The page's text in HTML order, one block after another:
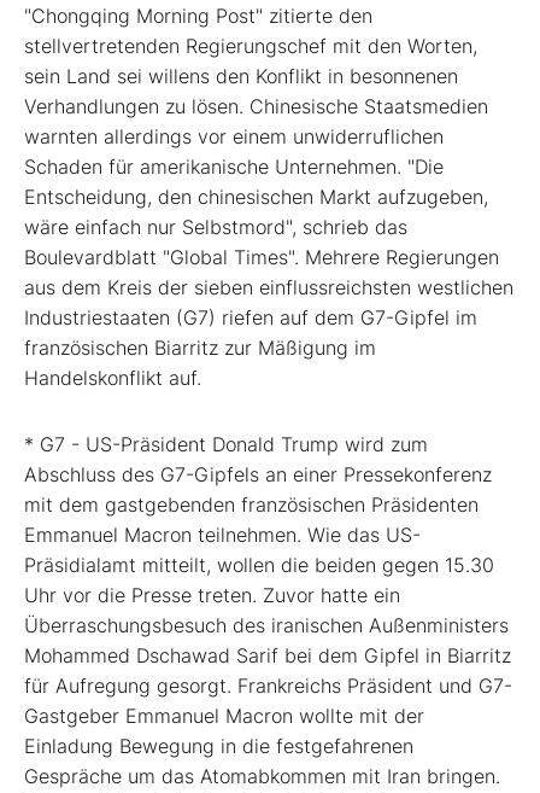
"Chongqing Morning Post" zitierte den
stellvertretenden Regierungschef mit den Worten,
sein Land sei willens den Konflikt in besonnenen
Verhandlungen zu lösen. Chinesische Staatsmedien
warnten allerdings vor einem unwiderruflichen
Schaden für amerikanische Unternehmen. "Die
Entscheidung, den chinesischen Markt aufzugeben,
wäre einfach nur Selbstmord", schrieb das
Boulevardblatt "Global Times". Mehrere Regierungen
aus dem Kreis der sieben einflussreichsten westlichen
Industriestaaten (G7) riefen auf dem G7-Gipfel im
französischen Biarritz zur Mäßigung im
Handelskonflikt auf.
* G7 - US-Präsident Donald Trump wird zum
Abschluss des G7-Gipfels an einer Pressekonferenz
mit dem gastgebenden französischen Präsidenten
Emmanuel Macron teilnehmen. Wie das US-
Präsidialamt mitteilt, wollen die beiden gegen 15.30
Uhr vor die Presse treten. Zuvor hatte ein
Überraschungsbesuch des iranischen Außenministers
Mohammed Dschawad Sarif bei dem Gipfel in Biarritz
für Aufregung gesorgt. Frankreichs Präsident und G7-
Gastgeber Emmanuel Macron wollte mit der
Einladung Bewegung in die festgefahrenen
Gespräche um das Atomabkommen mit Iran bringen.